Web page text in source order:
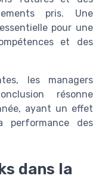
pris. Une
pour une
et des
les managers
résonne
ayant un effet
performance des
dans la